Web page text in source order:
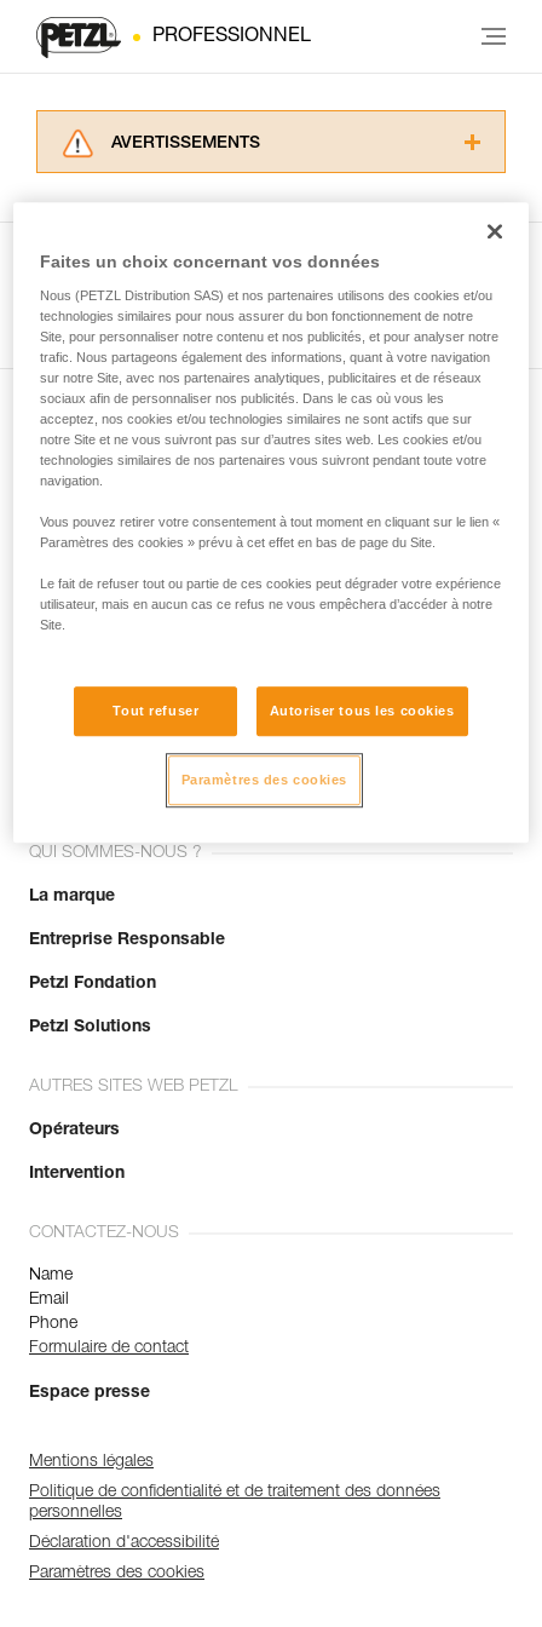
PROFESSIONNEL
AVERTISSEMENTS
informations de la notice technique pour
d’informations.
Maîtriser ces techniques nécessite une
formation et un entraînement spécifique. Validez
avec un professionnel votre capacité à refaire
la manipulation, seul, en toute sécurité, avant
de la reproduire en autonomie.
Nous donnons des exemples de techniques
Voir tous les conseils
Abonnez-vous à la newsletter
et restez connecté à notre actualité
Email *
Rejoignez la communauté !
QUI SOMMES-NOUS ?
La marque
Entreprise Responsable
Petzl Fondation
Petzl Solutions
AUTRES SITES WEB PETZL
Opérateurs
Intervention
CONTACTEZ-NOUS
Name
Email
Phone
Formulaire de contact
Espace presse
Mentions légales
Politique de confidentialité et de traitement des données
personnelles
Déclaration d'accessibilité
Paramètres des cookies
Faites un choix concernant vos données
Nous (PETZL Distribution SAS) et nos partenaires utilisons des cookies et/ou
technologies similaires pour nous assurer du bon fonctionnement de notre
Site, pour personnaliser notre contenu et nos publicités, et pour analyser notre
trafic. Nous partageons également des informations, quant à votre navigation
sur notre Site, avec nos partenaires analytiques, publicitaires et de réseaux
sociaux afin de personnaliser nos publicités. Dans le cas où vous les
acceptez, nos cookies et/ou technologies similaires ne sont actifs que sur
notre Site et ne vous suivront pas sur d’autres sites web. Les cookies et/ou
technologies similaires de nos partenaires vous suivront pendant toute votre
navigation.
Vous pouvez retirer votre consentement à tout moment en cliquant sur le lien «
Paramètres des cookies » prévu à cet effet en bas de page du Site.
Le fait de refuser tout ou partie de ces cookies peut dégrader votre expérience
utilisateur, mais en aucun cas ce refus ne vous empêchera d’accéder à notre
Site.
Tout refuser Autoriser tous les cookies
Paramètres des cookies